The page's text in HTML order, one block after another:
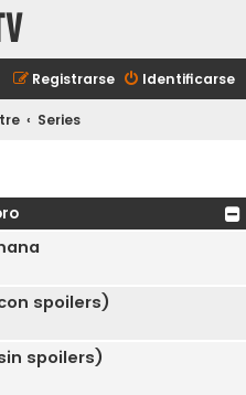
Identificarse
Registrarse
Series
spoilers)
spoilers)